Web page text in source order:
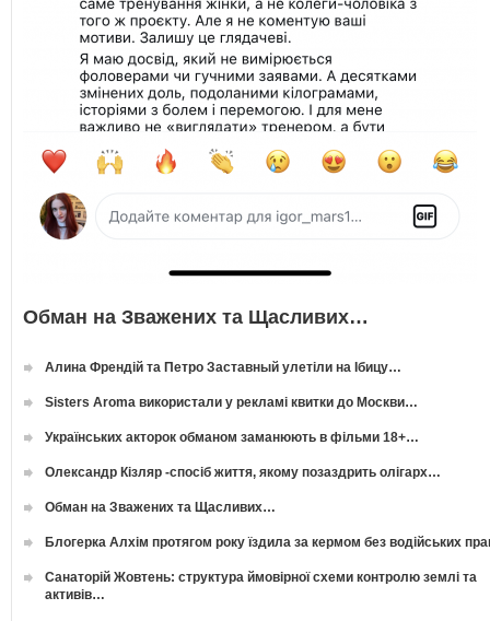
Обман на Зважених та Щасливих…
Алина Френдій та Петро Заставный улетіли на Ібицу…
Sisters Aroma використали у рекламі квитки до Москви…
Українських акторок обманом заманюють в фільми 18+…
Олександр Кізляр -спосіб життя, якому позаздрить олігарх…
Обман на Зважених та Щасливих…
Блогерка Алхім протягом року їздила за кермом без водійських
Санаторій Жовтень: структура ймовірної схеми контролю землі та
активів…